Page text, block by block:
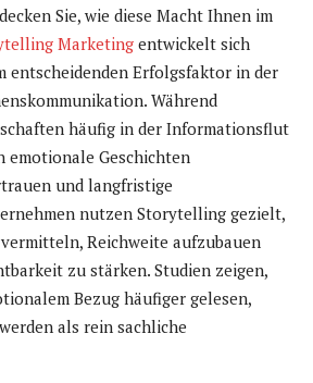
Sie, wie diese Macht Ihnen im
Marketing entwickelt sich
entscheidenden Erfolgsfaktor in der
Während
häufig in der Informationsflut
emotionale Geschichten
und langfristige
nutzen Storytelling gezielt,
Reichweite aufzubauen
zu stärken. Studien zeigen,
Bezug häufiger gelesen,
als rein sachliche